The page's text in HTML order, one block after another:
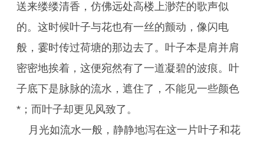
送来缕缕清香，仿佛远处高楼上渺茫的歌声似
的。这时候叶子与花也有一丝的颤动，像闪电
般，霎时传过荷塘的那边去了。叶子本是肩并肩
密密地挨着，这便宛然有了一道凝碧的波痕。叶
子底下是脉脉的流水，遮住了，不能见一些颜色
*；而叶子却更见风致了。
月光如流水一般，静静地泻在这一片叶子和花